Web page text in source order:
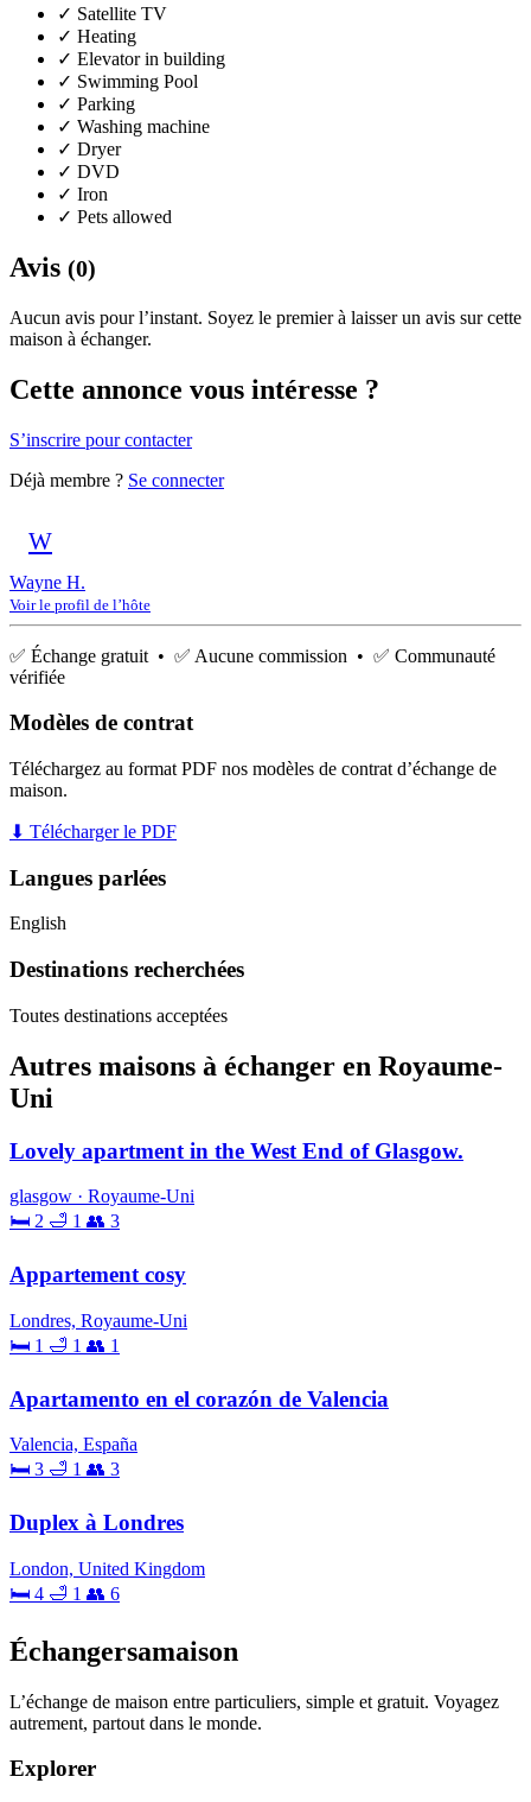
✓ Satellite TV
✓ Heating
✓ Elevator in building
✓ Swimming Pool
✓ Parking
✓ Washing machine
✓ Dryer
✓ DVD
✓ Iron
✓ Pets allowed
Avis (0)
Aucun avis pour l’instant. Soyez le premier à laisser un avis sur cette
maison à échanger.
Cette annonce vous intéresse ?
S’inscrire pour contacter
Déjà membre ? Se connecter
W
Wayne H.
Voir le profil de l’hôte
✅ Échange gratuit • ✅ Aucune commission • ✅ Communauté
vérifiée
Modèles de contrat
Téléchargez au format PDF nos modèles de contrat d’échange de
maison.
⬇ Télécharger le PDF
Langues parlées
English
Destinations recherchées
Toutes destinations acceptées
Autres maisons à échanger en Royaume-
Uni
Lovely apartment in the West End of Glasgow.
glasgow · Royaume-Uni
🛏 2 🛁 1 👥 3
Appartement cosy
Londres, Royaume-Uni
🛏 1 🛁 1 👥 1
Apartamento en el corazón de Valencia
Valencia, España
🛏 3 🛁 1 👥 3
Duplex à Londres
London, United Kingdom
🛏 4 🛁 1 👥 6
Échangersamaison
L’échange de maison entre particuliers, simple et gratuit. Voyagez
autrement, partout dans le monde.
Explorer